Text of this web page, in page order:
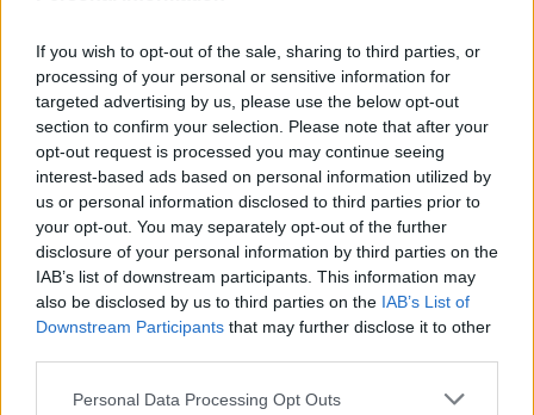
If you wish to opt-out of the sale, sharing to third parties, or
processing of your personal or sensitive information for
targeted advertising by us, please use the below opt-out
section to confirm your selection. Please note that after your
opt-out request is processed you may continue seeing
interest-based ads based on personal information utilized by
us or personal information disclosed to third parties prior to
your opt-out. You may separately opt-out of the further
disclosure of your personal information by third parties on the
IAB’s list of downstream participants. This information may
also be disclosed by us to third parties on the IAB’s List of
Downstream Participants that may further disclose it to other
Personal Data Processing Opt Outs
och religion. Visst är det helt fantastiskt, men
nu är det dags för snacket om integration!
Du måste integrera dig in i samhället och då är
språk A & O. Det kan bli så att du snart kommer
...
Börja prenumerera för att läsa detta innehåll.
Starta din prenumerationhär